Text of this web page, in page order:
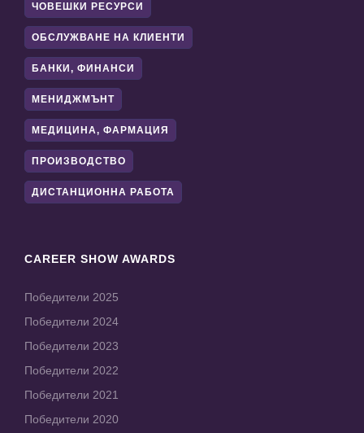
ЧОВЕШКИ РЕСУРСИ
ОБСЛУЖВАНЕ НА КЛИЕНТИ
БАНКИ, ФИНАНСИ
МЕНИДЖМЪНТ
МЕДИЦИНА, ФАРМАЦИЯ
ПРОИЗВОДСТВО
ДИСТАНЦИОННА РАБОТА
CAREER SHOW AWARDS
Победители 2025
Победители 2024
Победители 2023
Победители 2022
Победители 2021
Победители 2020